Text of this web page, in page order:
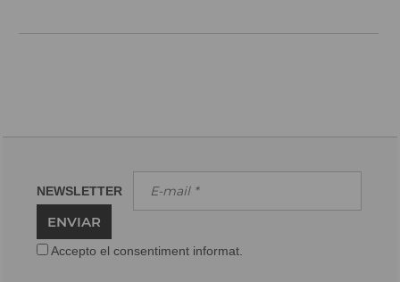
NEWSLETTER
ENVIAR
Accepto el consentiment informat.